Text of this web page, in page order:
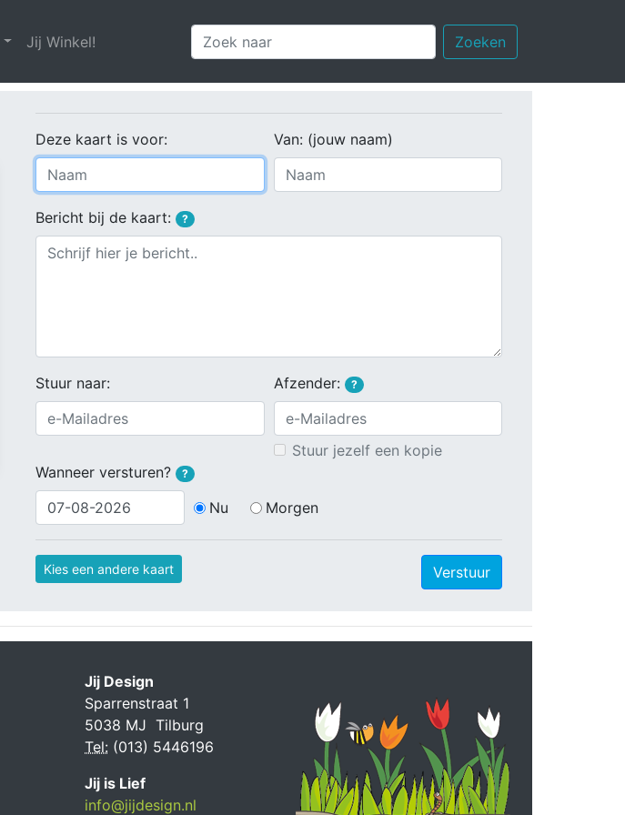
Jij Winkel! Zoeken
Deze kaart is voor: Van: (jouw naam)
Bericht bij de kaart: ?
Stuur naar: Afzender: ?
Stuur jezelf een kopie
Wanneer versturen?
?
Nu Morgen
Kies een andere kaart Verstuur
Jij Design
Sparrenstraat 1
5038 MJ Tilburg
Tel: (013) 5446196
Jij is Lief
info@jijdesign.nl